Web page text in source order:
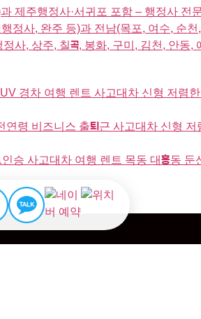
제주행정사·서귀포 포함 – 행정사 전
정사, 완주 등)과 전남(목포, 여수, 순
사, 상주, 칠곡, 봉화, 구미, 김천, 안동,
경차 여행 렌트 사고대차 신형 저렴
령 비즈니스 출퇴근 사고대차 신형
승 사고대차 여행 렌트 목동 대흥동